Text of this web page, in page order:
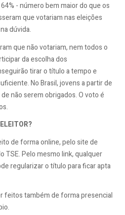
- número bem maior do que os
que votariam nas eleições
dúvida.
que não votariam, nem todos o
da escolha dos
tirar o título a tempo e
No Brasil, jovens a partir de
não serem obrigados. O voto é
de forma online, pelo site de
TSE. Pelo mesmo link, qualquer
regularizar o título para ficar apta
feitos também de forma presencial